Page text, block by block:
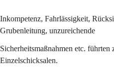
Inkompetenz, Fahrlässigkeit,
Grubenleitung, unzureichende
Sicherheitsmaßnahmen etc. führten
Einzelschicksalen.